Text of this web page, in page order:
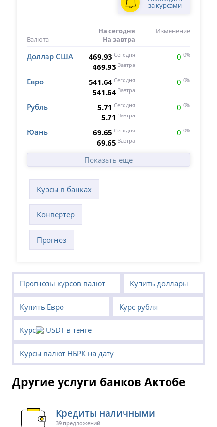
за курсами
Валюта
На сегодня
На завтра
Изменение
Доллар США 469.93 Сегодня
469.93 Завтра
00%
Евро 541.64 Сегодня
541.64 Завтра
00%
Рубль 5.71 Сегодня
5.71 Завтра
00%
Юань 69.65 Сегодня
69.65 Завтра
00%
Показать еще
Курсы в банках
Конвертер
Прогноз
Прогнозы курсов валют Купить доллары
Купить Евро Курс рубля
Курс USDT в тенге
Курсы валют НБРК на дату
Другие услуги банков Актобе
Кредиты наличными
39 предложений